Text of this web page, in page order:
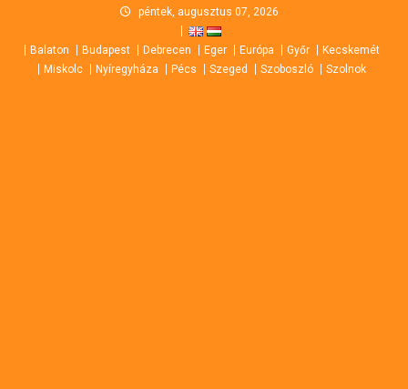
content
péntek, augusztus 07, 2026
Balaton Budapest Debrecen Eger Európa Győr
Kecskemét
Miskolc
Nyíregyháza Pécs Szeged Szoboszló Szolnok